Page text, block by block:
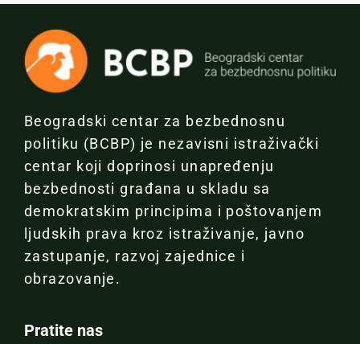
Beogradski centar za bezbednosnu
politiku (BCBP) je nezavisni istraživački
centar koji doprinosi unapređenju
bezbednosti građana u skladu sa
demokratskim principima i poštovanjem
ljudskih prava kroz istraživanje, javno
zastupanje, razvoj zajednice i
obrazovanje.
Pratite nas